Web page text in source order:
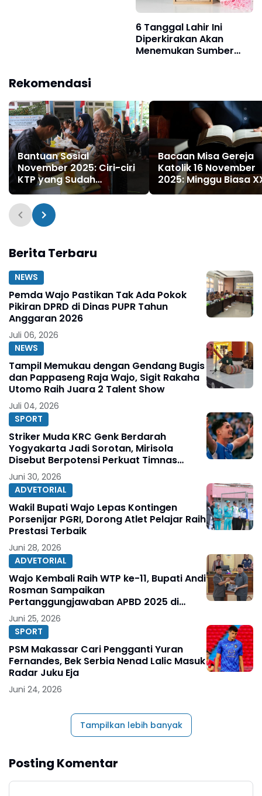
6 Tanggal Lahir Ini
Diperkirakan Akan
Menemukan Sumber
Rekomendasi
Bantuan Sosial
November 2025: Ciri-ciri
KTP yang Sudah
Terdaftar dan Cara
Mengusulkan Jika Belum
Terdaftar
Bacaan Misa Gereja
Katolik 16 November
2025: Minggu Biasa
Berita Terbaru
NEWS
Pemda Wajo Pastikan Tak Ada Pokok
Pikiran DPRD di Dinas PUPR Tahun
Anggaran 2026
Juli 06, 2026
NEWS
Tampil Memukau dengan Gendang Bugis
dan Pappaseng Raja Wajo, Sigit Rakaha
Utomo Raih Juara 2 Talent Show
Juli 04, 2026
SPORT
Striker Muda KRC Genk Berdarah
Yogyakarta Jadi Sorotan, Mirisola
Disebut Berpotensi Perkuat Timnas
Indonesia
Juni 30, 2026
ADVETORIAL
Wakil Bupati Wajo Lepas Kontingen
Porsenijar PGRI, Dorong Atlet Pelajar Raih
Prestasi Terbaik
Juni 28, 2026
ADVETORIAL
Wajo Kembali Raih WTP ke-11, Bupati Andi
Rosman Sampaikan
Pertanggungjawaban APBD 2025 di
DPRD
Juni 25, 2026
SPORT
PSM Makassar Cari Pengganti Yuran
Fernandes, Bek Serbia Nenad Lalic Masuk
Radar Juku Eja
Juni 24, 2026
Tampilkan lebih banyak
Posting Komentar